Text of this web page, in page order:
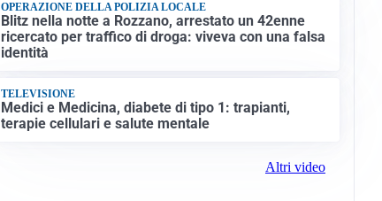
OPERAZIONE DELLA POLIZIA LOCALE
Blitz nella notte a Rozzano, arrestato un 42enne
ricercato per traffico di droga: viveva con una falsa
identità
TELEVISIONE
Medici e Medicina, diabete di tipo 1: trapianti,
terapie cellulari e salute mentale
Altri video